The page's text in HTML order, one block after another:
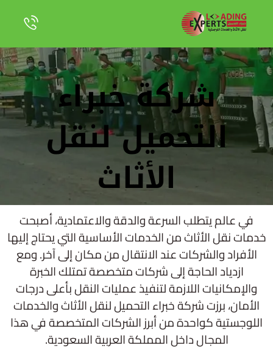
شركة خبراء
التحميل لنقل
الأثاث
في عالم يتطلب السرعة والدقة والاعتمادية، أصبحت
خدمات نقل الأثاث من الخدمات الأساسية التي يحتاج إليها
الأفراد والشركات عند الانتقال من مكان إلى آخر. ومع
ازدياد الحاجة إلى شركات متخصصة تمتلك الخبرة
والإمكانيات اللازمة لتنفيذ عمليات النقل بأعلى درجات
الأمان، برزت شركة خبراء التحميل لنقل الأثاث والخدمات
اللوجستية كواحدة من أبرز الشركات المتخصصة في هذا
المجال داخل المملكة العربية السعودية.